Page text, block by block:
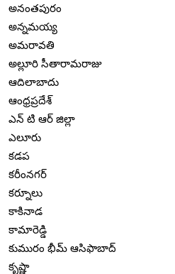
అనంతపురం
అన్నమయ్య
అమరావతి
అల్లూరి సీతారామరాజు
ఆదిలాబాదు
ఆంధ్రప్రదేశ్
ఎన్ టి ఆర్ జిల్లా
ఎలూరు
కడప
కరీంనగర్
కర్నూలు
కాకినాడ
కామారెడ్డి
కుమురం భీమ్ ఆసిఫాబాద్
కృష్ణా